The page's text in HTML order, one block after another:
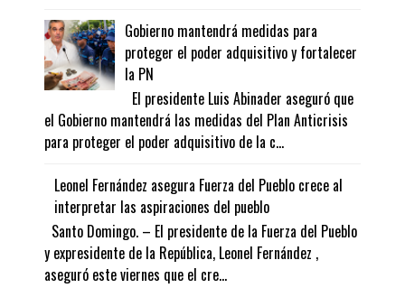
Gobierno mantendrá medidas para
proteger el poder adquisitivo y fortalecer
la PN
El presidente Luis Abinader aseguró que
el Gobierno mantendrá las medidas del Plan Anticrisis
para proteger el poder adquisitivo de la c...
Leonel Fernández asegura Fuerza del Pueblo crece al
interpretar las aspiraciones del pueblo
Santo Domingo. – El presidente de la Fuerza del Pueblo
y expresidente de la República, Leonel Fernández ,
aseguró este viernes que el cre...